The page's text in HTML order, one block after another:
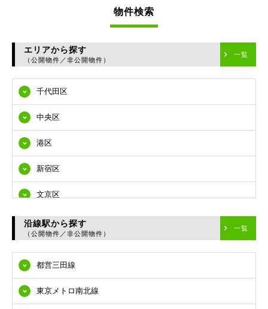
物件検索
エリアから探す
（公開物件／非公開物件）
一覧
千代田区
中央区
港区
新宿区
文京区
台東区
江東区
品川区
沿線駅から探す
（公開物件／非公開物件）
一覧
都営三田線
東京メトロ南北線